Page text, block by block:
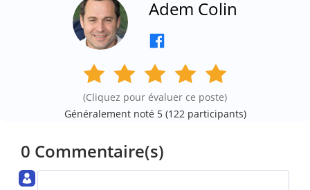
Adem Colin
(Cliquez pour évaluer ce poste)
Généralement noté 5 (122 participants)
0 Commentaire(s)